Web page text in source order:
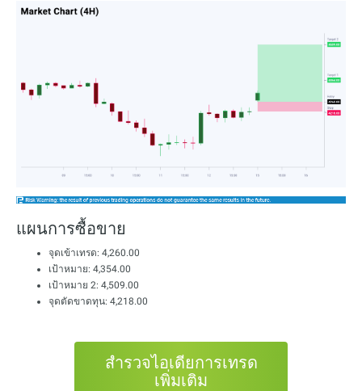
แผนการซื้อขาย
จุดเข้าเทรด: 4,260.00
เป้าหมาย: 4,354.00
เป้าหมาย 2: 4,509.00
จุดตัดขาดทุน: 4,218.00
สำรวจไอเดียการเทรด
เพิ่มเติม